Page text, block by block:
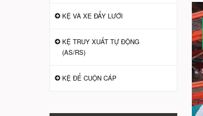
KỆ VÀ XE ĐẨY LƯỚI
KỆ TRUY XUẤT TỰ ĐỘNG
(AS/RS)
KỆ ĐỂ CUỘN CÁP